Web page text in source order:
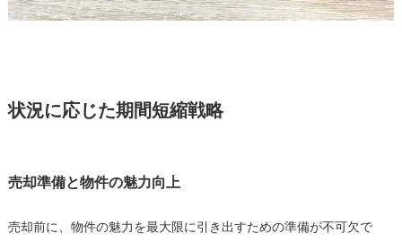
状況に応じた期間短縮戦略
売却準備と物件の魅力向上
売却前に、物件の魅力を最大限に引き出すための準備が不可欠で